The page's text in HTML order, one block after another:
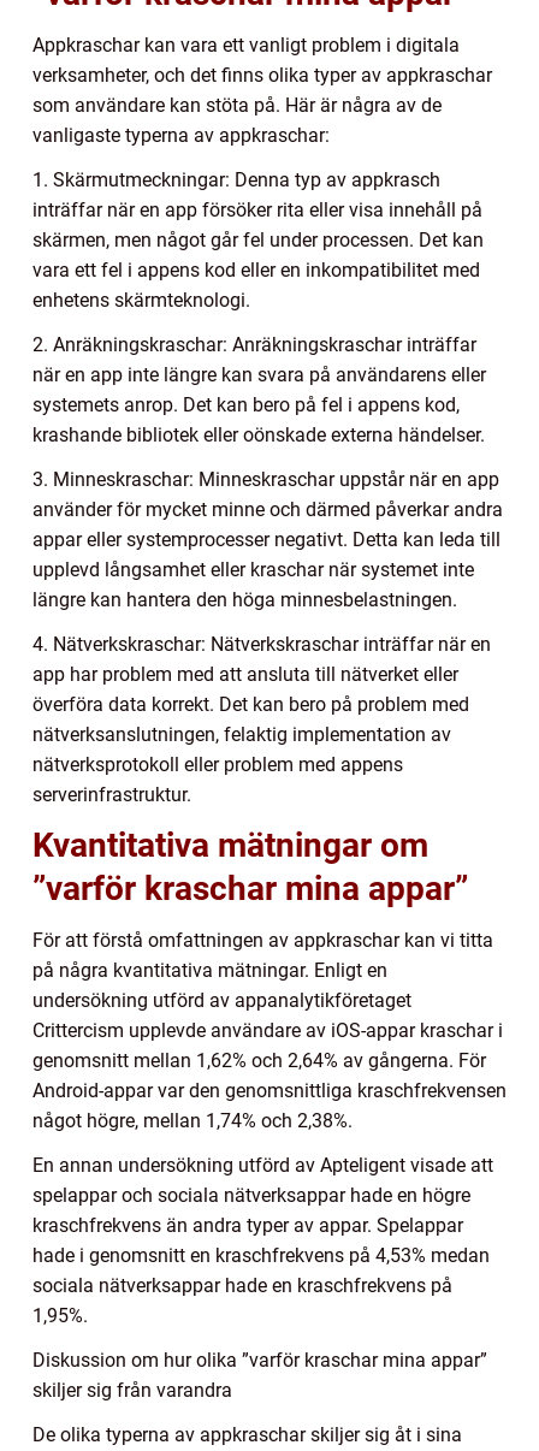
Appkraschar kan vara ett vanligt problem i digitala
verksamheter, och det finns olika typer av appkraschar
som användare kan stöta på. Här är några av de
vanligaste typerna av appkraschar:
1. Skärmutmeckningar: Denna typ av appkrasch
inträffar när en app försöker rita eller visa innehåll på
skärmen, men något går fel under processen. Det kan
vara ett fel i appens kod eller en inkompatibilitet med
enhetens skärmteknologi.
2. Anräkningskraschar: Anräkningskraschar inträffar
när en app inte längre kan svara på användarens eller
systemets anrop. Det kan bero på fel i appens kod,
krashande bibliotek eller oönskade externa händelser.
3. Minneskraschar: Minneskraschar uppstår när en app
använder för mycket minne och därmed påverkar andra
appar eller systemprocesser negativt. Detta kan leda till
upplevd långsamhet eller kraschar när systemet inte
längre kan hantera den höga minnesbelastningen.
4. Nätverkskraschar: Nätverkskraschar inträffar när en
app har problem med att ansluta till nätverket eller
överföra data korrekt. Det kan bero på problem med
nätverksanslutningen, felaktig implementation av
nätverksprotokoll eller problem med appens
serverinfrastruktur.
Kvantitativa mätningar om
”varför kraschar mina appar”
För att förstå omfattningen av appkraschar kan vi titta
på några kvantitativa mätningar. Enligt en
undersökning utförd av appanalytikföretaget
Crittercism upplevde användare av iOS-appar kraschar i
genomsnitt mellan 1,62% och 2,64% av gångerna. För
Android-appar var den genomsnittliga kraschfrekvensen
något högre, mellan 1,74% och 2,38%.
En annan undersökning utförd av Apteligent visade att
spelappar och sociala nätverksappar hade en högre
kraschfrekvens än andra typer av appar. Spelappar
hade i genomsnitt en kraschfrekvens på 4,53% medan
sociala nätverksappar hade en kraschfrekvens på
1,95%.
Diskussion om hur olika ”varför kraschar mina appar”
skiljer sig från varandra
De olika typerna av appkraschar skiljer sig åt i sina